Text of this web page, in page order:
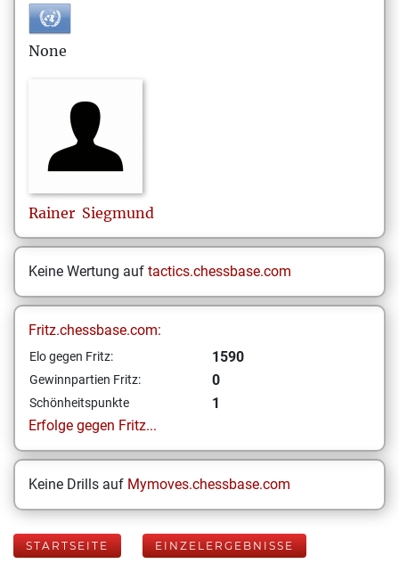
None
Rainer Siegmund
Keine Wertung auf tactics.chessbase.com
Fritz.chessbase.com:
Elo gegen Fritz: 1590
Gewinnpartien Fritz: 0
Schönheitspunkte
1
Erfolge gegen Fritz...
Keine Drills auf Mymoves.chessbase.com
STARTSEITE EINZELERGEBNISSE